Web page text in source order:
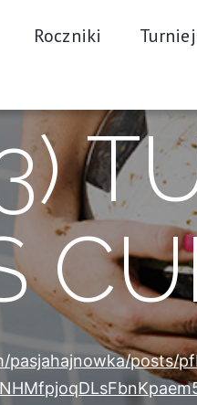
Roczniki
posts/